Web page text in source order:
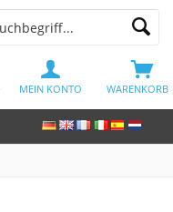
WARENKORB
MEIN KONTO